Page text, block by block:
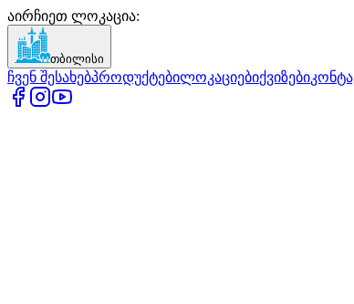
აირჩიეთ ლოკაცია:
თბილისი
ჩვენ შესახებპროდუქტებილოკაციებიქვიზები